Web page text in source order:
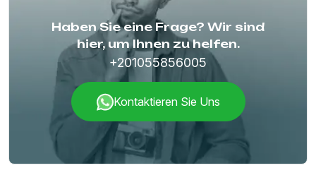
Haben Sie eine Frage? Wir sind
hier, um Ihnen zu helfen.
+201055856005
Kontaktieren Sie Uns